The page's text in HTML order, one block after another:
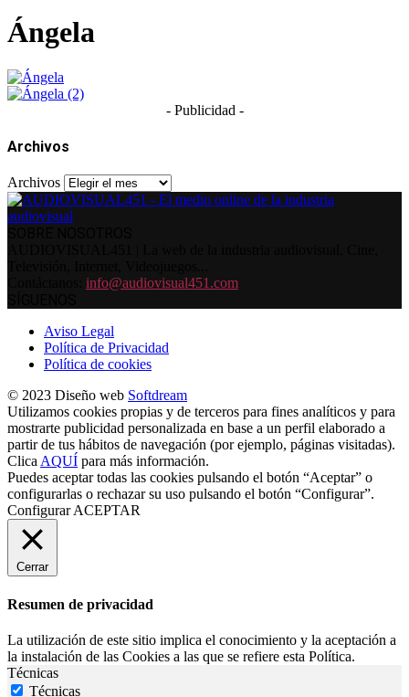
Ángela
- Publicidad -
Archivos
Archivos
info@audiovisual451.com
Aviso Legal
Política de Privacidad
Política de cookies
© 2023 Diseño web Softdream
Utilizamos cookies propias y de terceros para fines analíticos y para
mostrarte publicidad personalizada en base a un perfil elaborado a
partir de tus hábitos de navegación (por ejemplo, páginas visitadas).
ClicaAQUÍ para más información.
Puedes aceptar todas las cookies pulsando el botón “Aceptar” o
configurarlas o rechazar su uso pulsando el botón “Configurar”.
ConfigurarACEPTAR
Cerrar
Resumen de privacidad
La utilización de este sitio implica el conocimiento y la aceptación a
la instalación de las Cookies a las que se refiere esta Política.
Técnicas
Técnicas